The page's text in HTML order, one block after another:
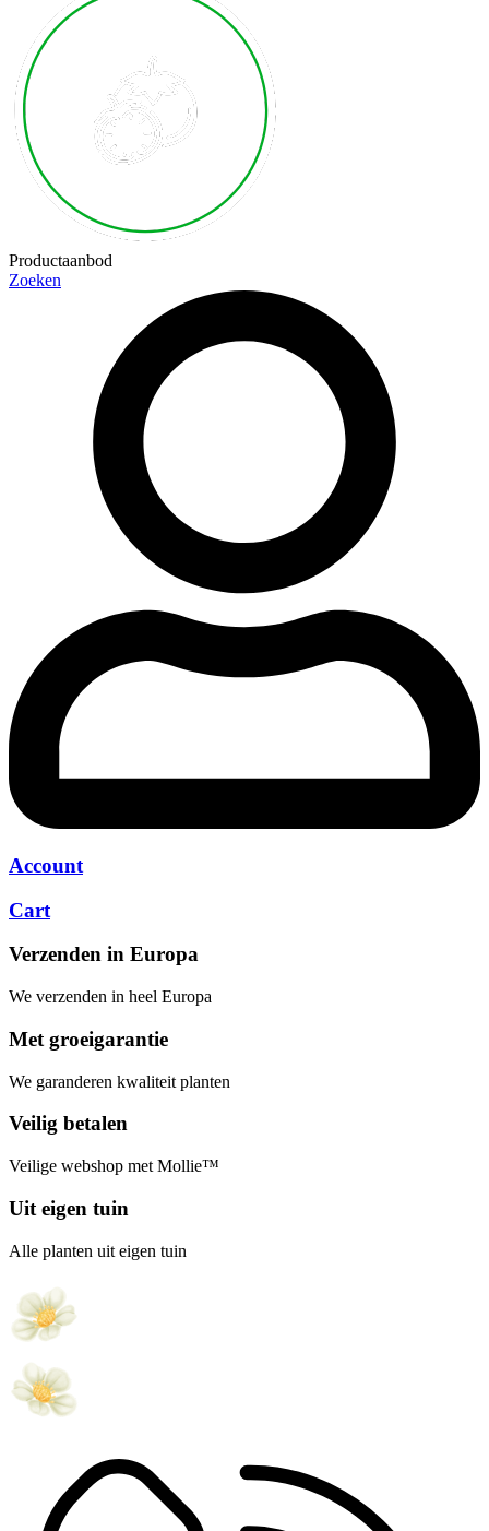
Productaanbod
Zoeken
Account
Cart
Verzenden in Europa
We verzenden in heel Europa
Met groeigarantie
We garanderen kwaliteit planten
Veilig betalen
Veilige webshop met Mollie™
Uit eigen tuin
Alle planten uit eigen tuin